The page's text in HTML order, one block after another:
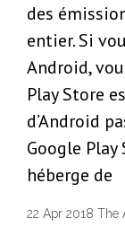
des
entier. Si
Android,
Play Store
d’Android
Google Play
héberge de
22 Apr 2018 The